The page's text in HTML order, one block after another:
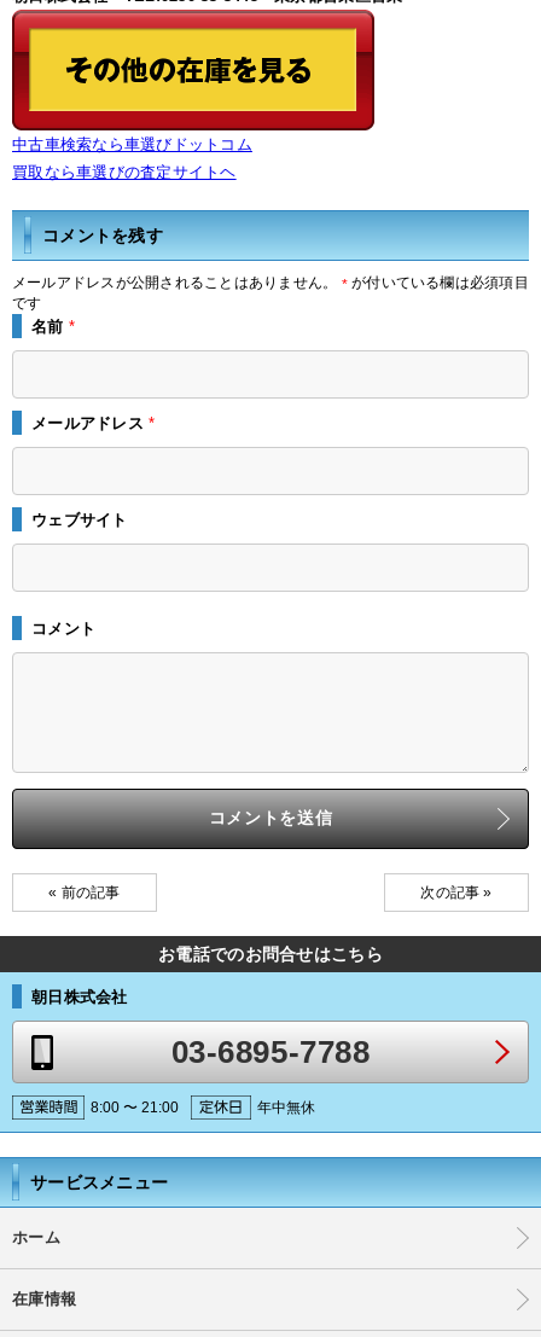
中古車検索なら車選びドットコム
買取なら車選びの査定サイトヘ
コメントを残す
メールアドレスが公開されることはありません。 *が付いている欄は必須項目
です
名前 *
メールアドレス*
ウェブサイト
コメント
« 前の記事 次の記事 »
お電話でのお問合せはこちら
朝日株式会社
03-6895-7788
8:00 〜 21:00 年中無休
サービスメニュー
ホーム
在庫情報